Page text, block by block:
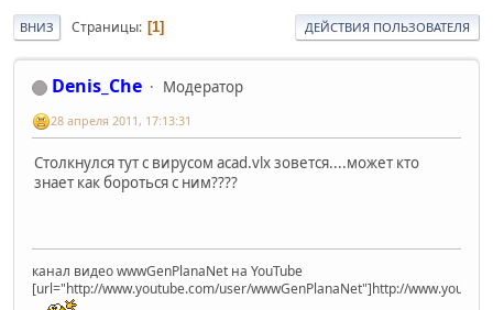
ВНИЗ Страницы 1 ДЕЙСТВИЯ ПОЛЬЗОВАТЕЛЯ
Denis_Che Модератор
28 апреля 2011, 17:13:31
Столкнулся тут с вирусом acad.vlx зовется....может кто
знает как бороться с ним????
канал видео wwwGenPlanaNet на YouTube
[url="http://www.youtube.com/user/wwwGenPlanaNet"]http://